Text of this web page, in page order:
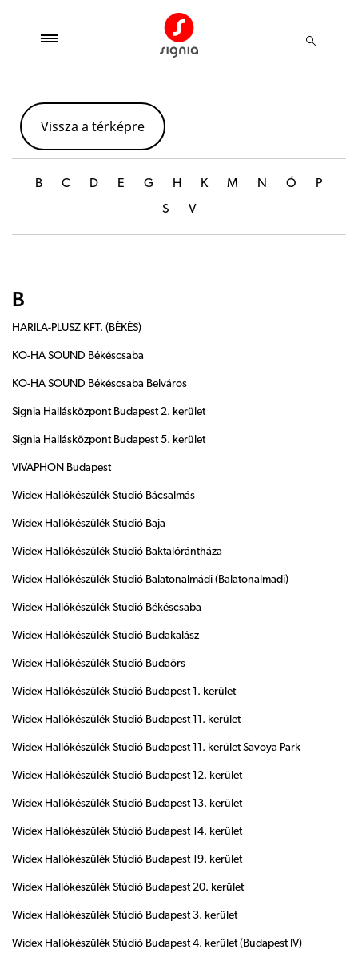
Vissza a térképre
B C D E G H K M N Ó
P
S
V
B
HARILA-PLUSZ KFT. (BÉKÉS)
KO-HA SOUND Békéscsaba
KO-HA SOUND Békéscsaba Belváros
Signia Hallásközpont Budapest 2. kerület
Signia Hallásközpont Budapest 5. kerület
VIVAPHON Budapest
Widex Hallókészülék Stúdió Bácsalmás
Widex Hallókészülék Stúdió Baja
Widex Hallókészülék Stúdió Baktalórántháza
Widex Hallókészülék Stúdió Balatonalmádi (Balatonalmadi)
Widex Hallókészülék Stúdió Békéscsaba
Widex Hallókészülék Stúdió Budakalász
Widex Hallókészülék Stúdió Budaörs
Widex Hallókészülék Stúdió Budapest 1. kerület
Widex Hallókészülék Stúdió Budapest 11. kerület
Widex Hallókészülék Stúdió Budapest 11. kerület Savoya Park
Widex Hallókészülék Stúdió Budapest 12. kerület
Widex Hallókészülék Stúdió Budapest 13. kerület
Widex Hallókészülék Stúdió Budapest 14. kerület
Widex Hallókészülék Stúdió Budapest 19. kerület
Widex Hallókészülék Stúdió Budapest 20. kerület
Widex Hallókészülék Stúdió Budapest 3. kerület
Widex Hallókészülék Stúdió Budapest 4. kerület (Budapest IV)